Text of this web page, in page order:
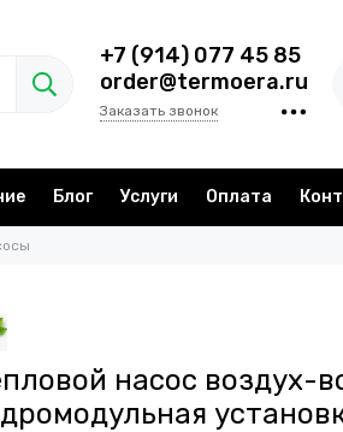
+7 (914) 077 45 85
order@termoera.ru
Заказать звонок
Блог Услуги Оплата
насос воздух-